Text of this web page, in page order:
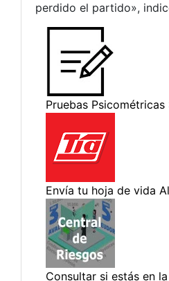
perdido el partido»,